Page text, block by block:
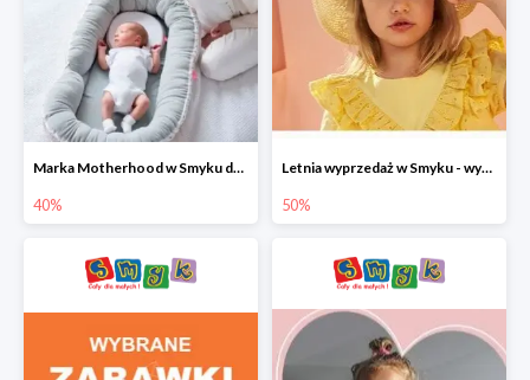
Marka Motherhood w Smyku do -40%
40%
Letnia wyprzedaż w Smyku - wybrane ubrania i buty do -50%
50%